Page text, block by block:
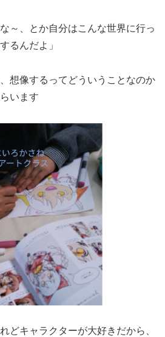
～、とか自分はこんな世界に行っ
るんだよ」
想像するってどういうことなのか
います
どキャラクターが大好きだから、